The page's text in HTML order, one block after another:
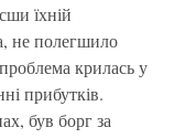
їхній
не полегшило
крилась у
прибутків.
був борг за